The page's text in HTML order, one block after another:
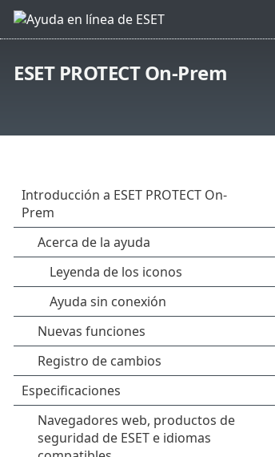
ESET PROTECT On-Prem